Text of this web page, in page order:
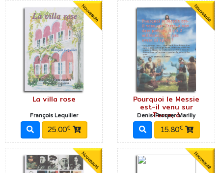
La villa rose
François Lequiller
25.00€
Pourquoi le Messie
est-il venu sur
Terre, à
Denis-Prosper Marilly
15.80€